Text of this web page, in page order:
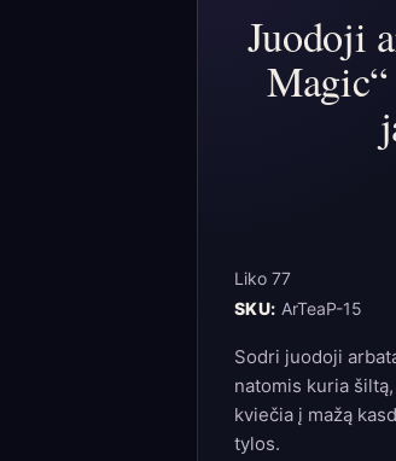
Juodoji
Liko 77
SKU: ArTeaP-15
Sodri juodoji
natomis kuria
kviečia į mažą
tylos.